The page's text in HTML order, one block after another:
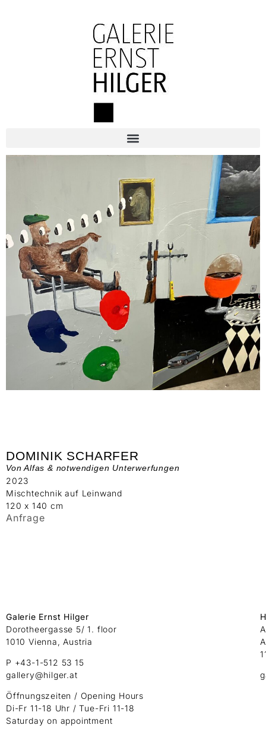
DOMINIK SCHARFER
Von Alfas & notwendigen Unterwerfungen
2023
Mischtechnik auf Leinwand
120 x 140 cm
Anfrage
Galerie Ernst Hilger
Dorotheergasse 5/ 1. floor
1010 Vienna, Austria
P +43-1-512 53 15
gallery@hilger.at
Öffnungszeiten / Opening Hours
Di-Fr 11-18 Uhr / Tue-Fri 11-18
Saturday on appointment